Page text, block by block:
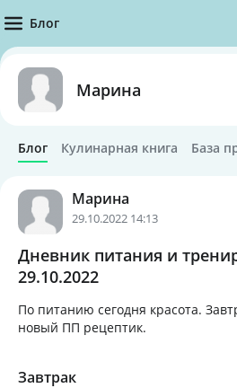
Блог
Марина
Блог Кулинарная книга База
Марина
29.10.2022 14:13
Дневник питания и
29.10.2022
По питанию сегодня красота.
новый ПП рецептик.
Завтрак